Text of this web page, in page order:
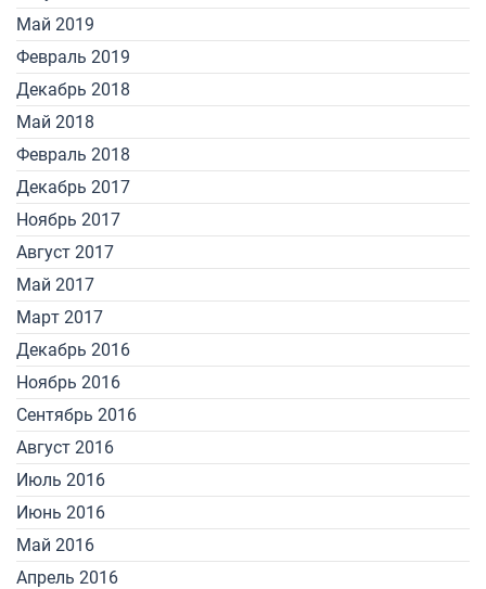
Май 2019
Февраль 2019
Декабрь 2018
Май 2018
Февраль 2018
Декабрь 2017
Ноябрь 2017
Август 2017
Май 2017
Март 2017
Декабрь 2016
Ноябрь 2016
Сентябрь 2016
Август 2016
Июль 2016
Июнь 2016
Май 2016
Апрель 2016